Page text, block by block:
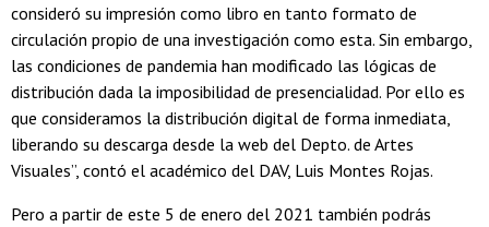
consideró su impresión como libro en tanto formato de
circulación propio de una investigación como esta. Sin embargo,
las condiciones de pandemia han modificado las lógicas de
distribución dada la imposibilidad de presencialidad. Por ello es
que consideramos la distribución digital de forma inmediata,
liberando su descarga desde la web del Depto. de Artes
Visuales”, contó el académico del DAV, Luis Montes Rojas.
Pero a partir de este 5 de enero del 2021 también podrás